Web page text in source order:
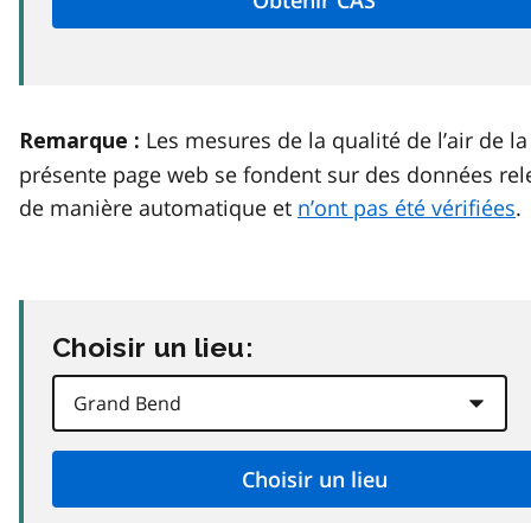
Remarque : Les mesures de la qualité de l’air de la
présente page web se fondent sur des données
de manière automatique et n’ont pas été vérifiées.
Choisir un lieu: